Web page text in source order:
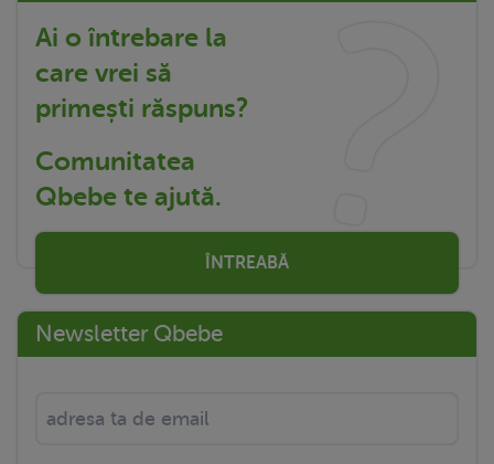
Ai o întrebare la
care vrei să
primești răspuns?
Comunitatea
Qbebe te ajută.
ÎNTREABĂ
Newsletter Qbebe